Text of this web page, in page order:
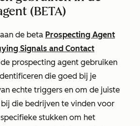
(BETA)
de beta Prospecting Agent
Signals and Contact
de prospecting agent gebruiken
die goed bij je
echte triggers en om de juiste
die bedrijven te vinden voor
stukken om het